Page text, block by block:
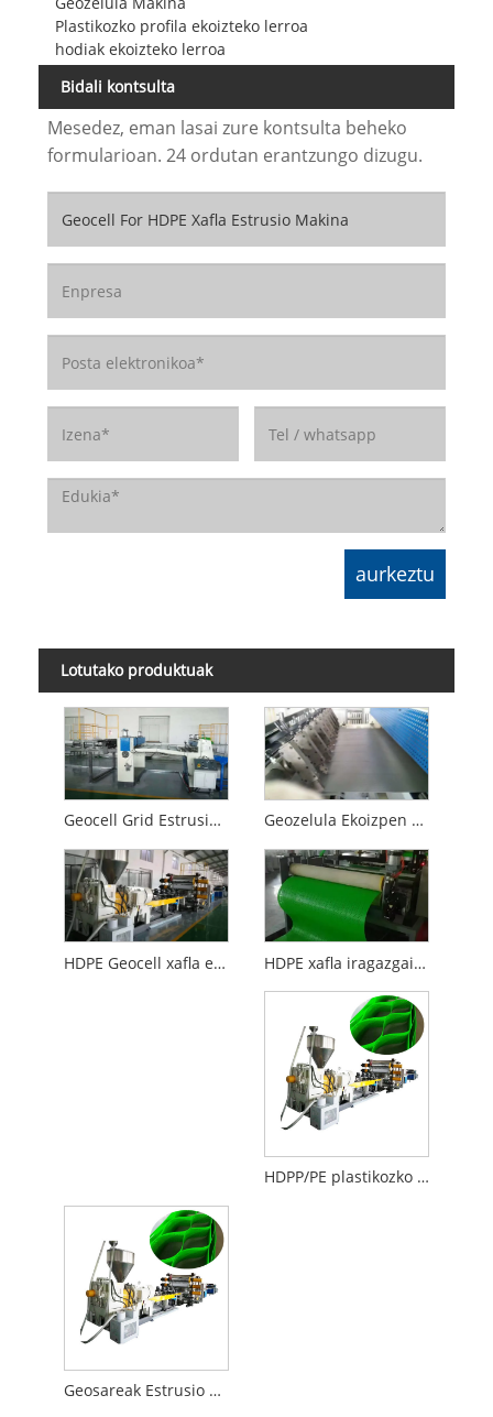
Plastikozko profila ekoizteko lerroa
hodiak ekoizteko lerroa
Bidali kontsulta
Mesedez, eman lasai zure kontsulta beheko
formularioan. 24 ordutan erantzungo dizugu.
Lotutako produktuak
Geocell Grid Estrusio Makina Geozelula Ekoizpen Lerroa
HDPE Geocell xafla ekoizteko lerroa HDPE xafla iragazgaitza estrusioa
HDPP/PE plastikozko xafla geozelula ekoizteko lerroa
Geosareak Estrusio Ekipoak